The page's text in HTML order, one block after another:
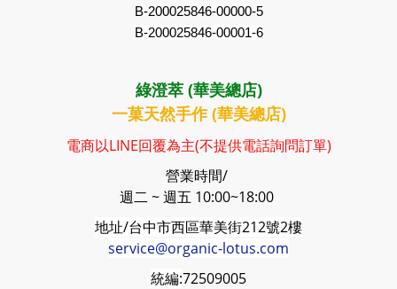
B-200025846-00000-5
B-200025846-00001-6
綠澄萃 (華美總店)
一菓天然手作 (華美總店)
電商以LINE回覆為主(不提供電話詢問訂單)
營業時間/
週二 ~ 週五 10:00~18:00
地址/台中市西區華美街212號2樓
service@organic-lotus.com
統編:72509005